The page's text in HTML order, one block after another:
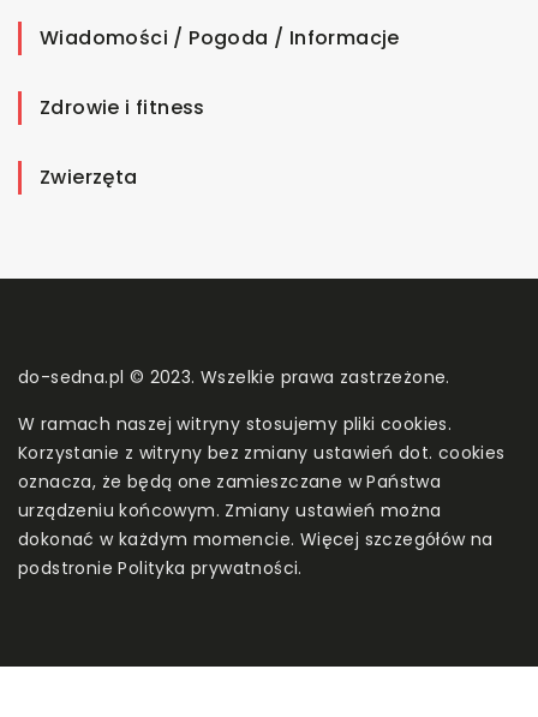
Wiadomości / Pogoda / Informacje
Zdrowie i fitness
Zwierzęta
do-sedna.pl © 2023. Wszelkie prawa zastrzeżone.
W ramach naszej witryny stosujemy pliki cookies.
Korzystanie z witryny bez zmiany ustawień dot. cookies
oznacza, że będą one zamieszczane w Państwa
urządzeniu końcowym. Zmiany ustawień można
dokonać w każdym momencie. Więcej szczegółów na
podstroniePolityka prywatności.